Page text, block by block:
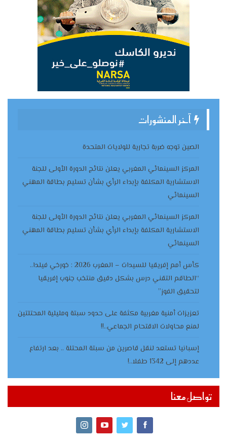
آخر المنشورات
الصين توجه ضربة تجارية للولايات المتحدة
المركز السينمائي المغربي يعلن نتائج الدورة الأولى للجنة
الاستشارية المكلفة بإبداء الرأي بشأن تسليم بطاقة المهني
السينمائي
المركز السينمائي المغربي يعلن نتائج الدورة الأولى للجنة
الاستشارية المكلفة بإبداء الرأي بشأن تسليم بطاقة المهني
السينمائي
كأس أمم إفريقيا للسيدات – المغرب 2026 : خورخي فيلدا..
“الطاقم التقني درس بشكل دقيق منتخب جنوب إفريقيا
لتحقيق الفوز”
تعزيزات أمنية مغربية مكثفة على حدود سبتة ومليلية المحتلتين
لمنع محاولات الاقتحام الجماعي..!!
إسبانيا تستعد لنقل قاصرين من سبتة المحتلة .. بعد ارتفاع
عددهم إلى 1342 طفلا..!
تواصل معنا